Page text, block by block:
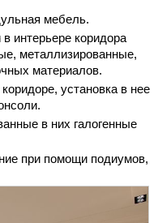
мебель.
интерьере коридора
металлизированные,
материалов.
установка в нее
в них галогенные
при помощи подиумов,